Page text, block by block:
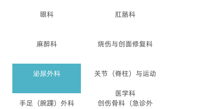
眼科 肛肠科
麻醉科 烧伤与创面修复科
泌尿外科
关节（脊柱）与运动
医学科
手足（腕踝）外科
创伤骨科（急诊外